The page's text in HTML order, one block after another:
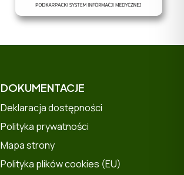
DOKUMENTACJE
Deklaracja dostępności
Polityka prywatności
Mapa strony
Polityka plików cookies (EU)